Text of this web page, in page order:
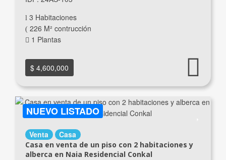
3 Habitaciones
226 M² contrucción
1 Plantas
$ 4,600,000
NUEVO LISTADO
Venta Casa
Casa en venta de un piso con 2 habitaciones y
alberca en Naia Residencial Conkal